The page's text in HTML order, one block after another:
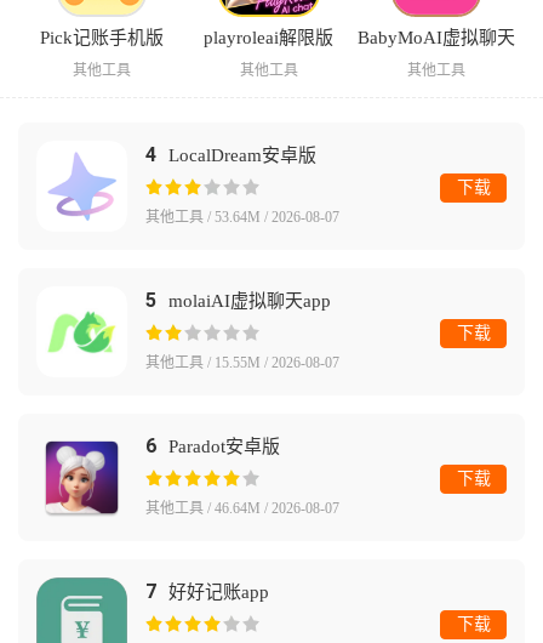
Pick记账手机版
其他工具
playroleai解限版
其他工具
BabyMoAI虚拟聊天
其他工具
4 LocalDream安卓版
其他工具 / 53.64M / 2026-08-07
下载
5 molaiAI虚拟聊天app
其他工具 / 15.55M / 2026-08-07
下载
6 Paradot安卓版
其他工具 / 46.64M / 2026-08-07
下载
7 好好记账app
下载